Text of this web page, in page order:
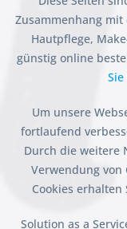
Zusammenhang mit
Hautpflege,
günstig online
Um unsere
fortlaufend
Durch die weitere
Verwendung von
Cookies
Solution as a